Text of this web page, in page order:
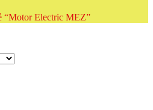
“Motor Electric MEZ”